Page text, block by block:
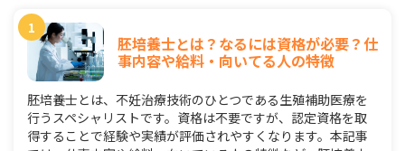
胚培養士とは？なるには資格が必要？仕
事内容や給料・向いてる人の特徴
胚培養士とは、不妊治療技術のひとつである生殖補助医療を
行うスペシャリストです。資格は不要ですが、認定資格を取
得することで経験や実績が評価されやすくなります。本記事